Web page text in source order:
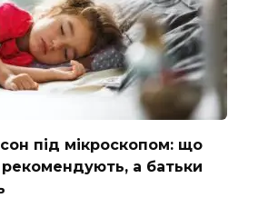
під мікроскопом: що
рекомендують, а батьки